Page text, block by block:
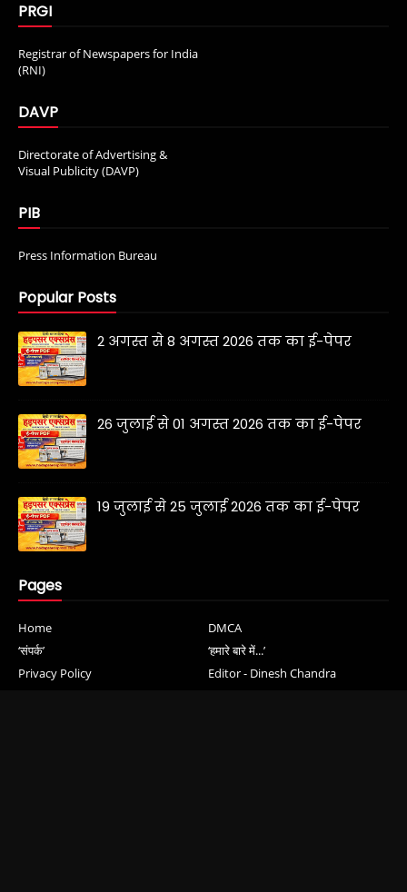
PRGI
Registrar of Newspapers for India
(RNI)
DAVP
Directorate of Advertising &
Visual Publicity (DAVP)
PIB
Press Information Bureau
Popular Posts
2 अगस्त से 8 अगस्त 2026 तक का ई-पेपर
26 जुलाई से 01 अगस्त 2026 तक का ई-पेपर
19 जुलाई से 25 जुलाई 2026 तक का ई-पेपर
Pages
Home
DMCA
‘संपर्क’
‘हमारे बारे में...’
Privacy Policy
Editor - Dinesh Chandra